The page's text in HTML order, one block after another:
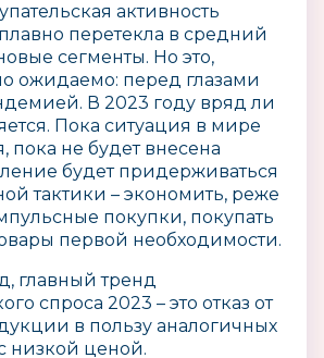
активность
перетекла в средний
сегменты. Но это,
ожидаемо: перед глазами
В 2023 году вряд ли
Пока ситуация в мире
пока не будет внесена
будет придерживаться
тактики – экономить, реже
покупки, покупать
первой необходимости.
главный тренд
спроса 2023 – это отказ от
в пользу аналогичных
низкой ценой.